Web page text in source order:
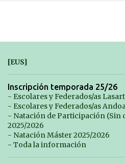
[EUS]
Inscripción temporada 25/26
- Escolares y Federados/as
- Escolares y Federados/as
- Natación de Participación
2025/2026
- Natación Máster 2025/2026
- Toda la información